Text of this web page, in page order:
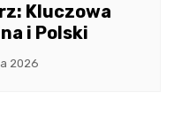
Kluczowa
i Polski
2026